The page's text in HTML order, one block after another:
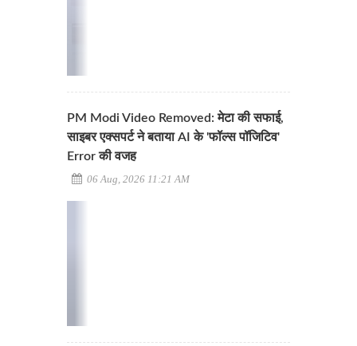
PM Modi Video Removed: मेटा की सफाई,
साइबर एक्सपर्ट ने बताया AI के 'फॉल्स पॉजिटिव'
Error की वजह
06 Aug, 2026 11:21 AM